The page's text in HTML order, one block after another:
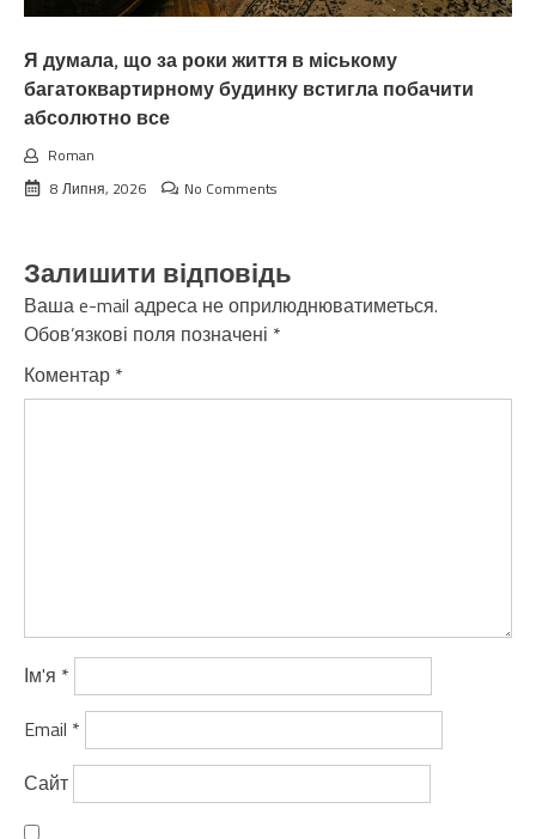
Я думала, що за роки життя в міському
багатоквартирному будинку встигла побачити
абсолютно все
Roman
8 Липня, 2026
No Comments
Залишити відповідь
Ваша e-mail адреса не оприлюднюватиметься.
Обов’язкові поля позначені *
Коментар *
Ім'я *
Email *
Сайт